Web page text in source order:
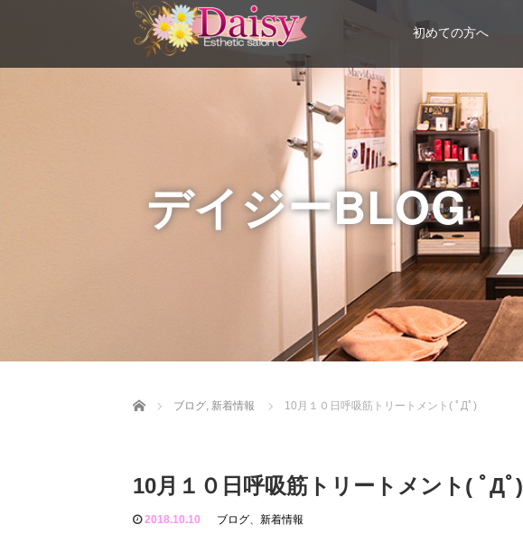
初めての方へ
デイジーBLOG
Home ブログ, 新着情報 10月１０日呼吸筋トリートメント( ﾟДﾟ)
10月１０日呼吸筋トリートメント( ﾟДﾟ)
2018.10.10 ブログ、 新着情報